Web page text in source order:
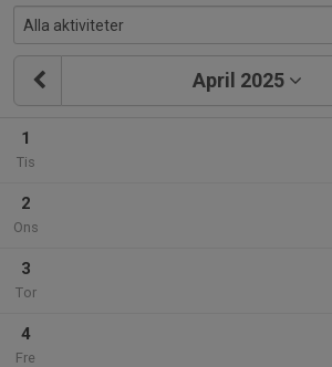
April 2025
1
Tis
2
Ons
3
Tor
4
Fre